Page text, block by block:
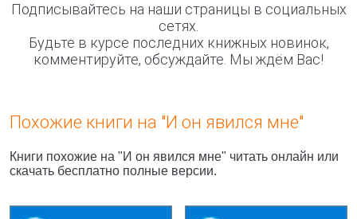
Подписывайтесь на наши страницы в социальных
сетях.
Будьте в курсе последних книжных новинок,
комментируйте, обсуждайте. Мы ждём Вас!
Похожие книги на "И он явился мне"
Книги похожие на "И он явился мне" читать онлайн или
скачать бесплатно полные версии.